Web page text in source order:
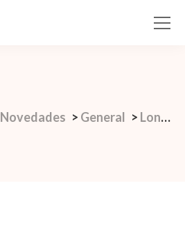
Novedades > General > Longevidad en el mundo: España vs Uganda.